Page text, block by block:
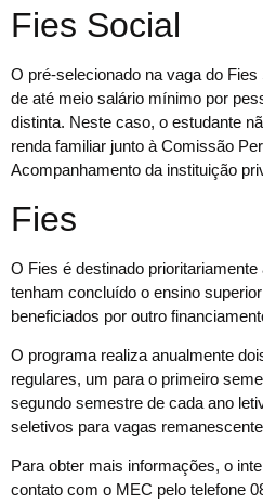
Fies Social
O pré-selecionado na vaga do
de até meio salário mínimo por
distinta. Neste caso, o estudante
renda familiar junto à Comissão
Acompanhamento da instituição
Fies
O Fies é destinado
tenham concluído o ensino
beneficiados por outro
O programa realiza anualmente
regulares, um para o primeiro
segundo semestre de cada ano
seletivos para vagas
Para obter mais informações, o
contato com o MEC pelo telefone